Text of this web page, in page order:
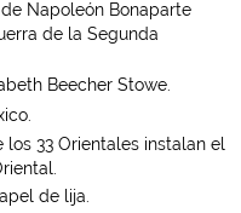
Napoleón Bonaparte
de la Segunda
Beecher Stowe.
33 Orientales instalan el
de lija.